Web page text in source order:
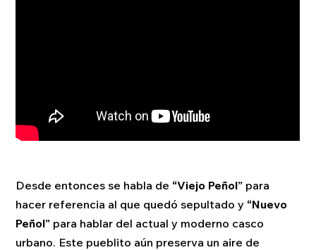
Desde entonces se habla de “Viejo Peñol” para
hacer referencia al que quedó sepultado y “Nuevo
Peñol” para hablar del actual y moderno casco
urbano. Este pueblito aún preserva un aire de